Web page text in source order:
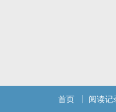
首页 阅读记